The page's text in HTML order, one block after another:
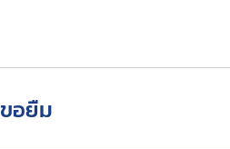
ขอยืม